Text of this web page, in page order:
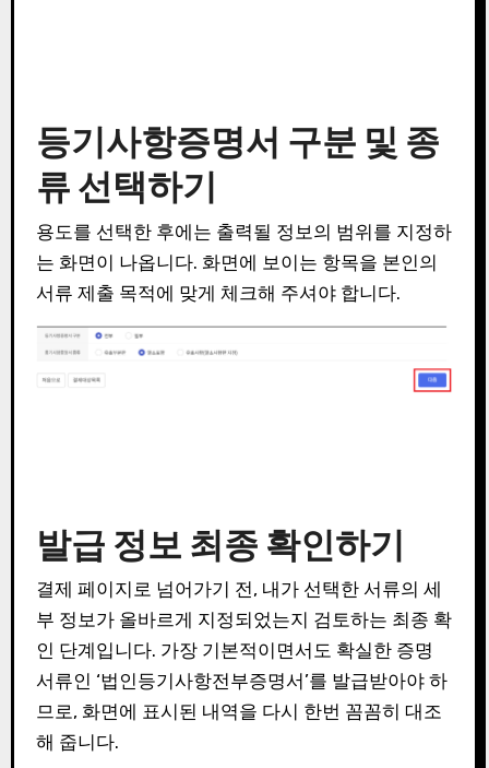
등기사항증명서 구분 및 종
류 선택하기
용도를 선택한 후에는 출력될 정보의 범위를 지정하
는 화면이 나옵니다. 화면에 보이는 항목을 본인의
서류 제출 목적에 맞게 체크해 주셔야 합니다.
발급 정보 최종 확인하기
결제 페이지로 넘어가기 전, 내가 선택한 서류의 세
부 정보가 올바르게 지정되었는지 검토하는 최종 확
인 단계입니다. 가장 기본적이면서도 확실한 증명
서류인 ‘법인등기사항전부증명서’를 발급받아야 하
므로, 화면에 표시된 내역을 다시 한번 꼼꼼히 대조
해 줍니다.